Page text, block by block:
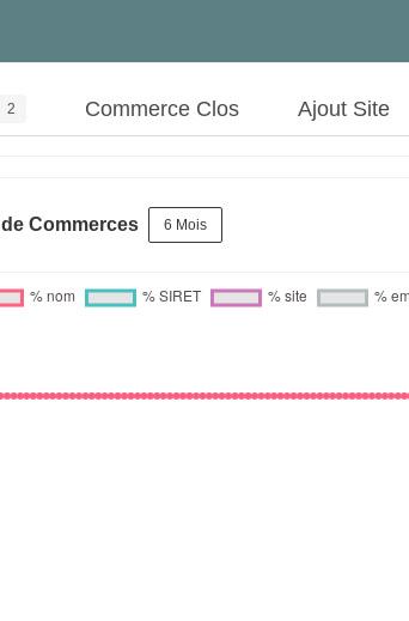
2 Commerce Clos Ajout Site
Commerces 6 Mois